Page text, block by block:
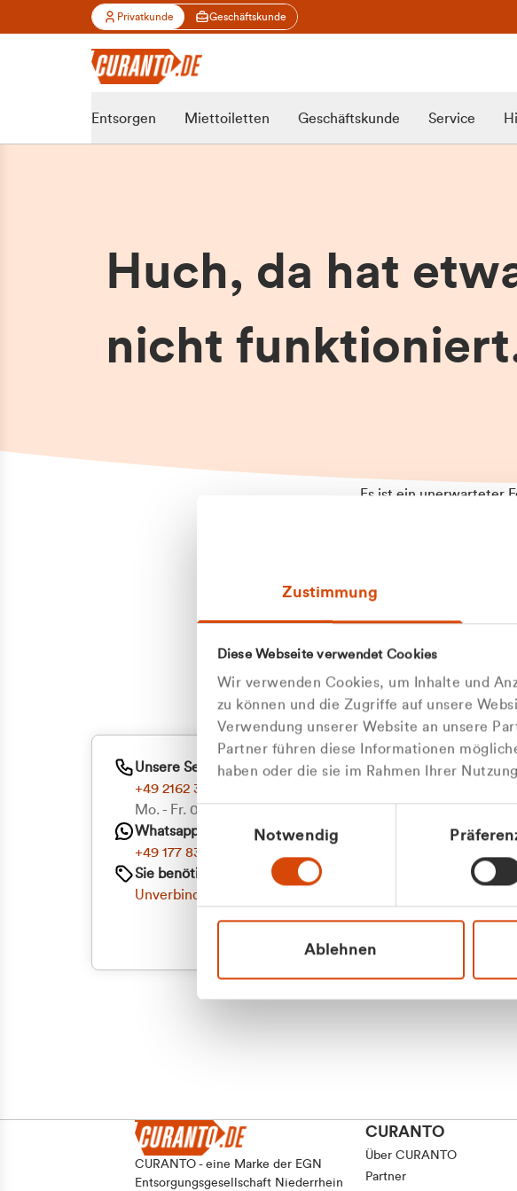
Zustimmung
Diese Webseite verwendet Cookies
Wir verwenden Cookies, um Inhalte und
zu können und die Zugriffe auf unsere
Verwendung unserer Website an unsere
Partner führen diese Informationen
haben oder die sie im Rahmen Ihrer
Einwilligungsauswahl
Notwendig
Ablehnen
Privatkunde Geschäftskunde
Zu welcher
gehören
Privatkunde (inkl.
Geschäftskunde (exkl.
Entsorgen Miettoiletten Geschäftskunde Service
Huch, da hat
nicht
Es ist ein unerwarteter
aufgetretenen Fehler
Unannehmlichkeiten.
Zum Abfallberater
Oder
Unsere Service-Hotline
+49 2162 3769000
Mo. - Fr. 08.00 - 16:30 Uhr
Whatsapp
+49 177 8376058
Sie benötigen ein individuelles Angebot?
Unverbindliche Anfrage stellen
CURANTO - eine Marke der EGN
Entsorgungsgesellschaft Niederrhein
CURANTO
Über CURANTO
Partner